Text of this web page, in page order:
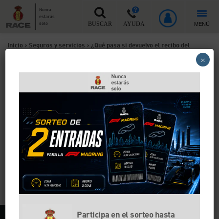
Nunca
estarás
solo
BUSCAR AYUDA MENÚ
Inicio > Seguros y servicios > ¿Qué pasa si devuelvo el recibo del
¿Qué pasa si devuelvo el
recibo del seguro del coche?
Aunque devolver el recibo del seguro del coche pueda
parecer un trámite sencillo, si no se hace a tiempo y
acorde a la ley, puedes tener problemas con tu
aseguradora. Estos consejos te ayudarán en el
proceso y evitarán que incurras en otras sanciones
administrativas o de tráfico.
Participa en el sorteo hasta
×